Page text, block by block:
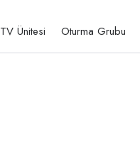
TV Ünitesi Oturma Grubu